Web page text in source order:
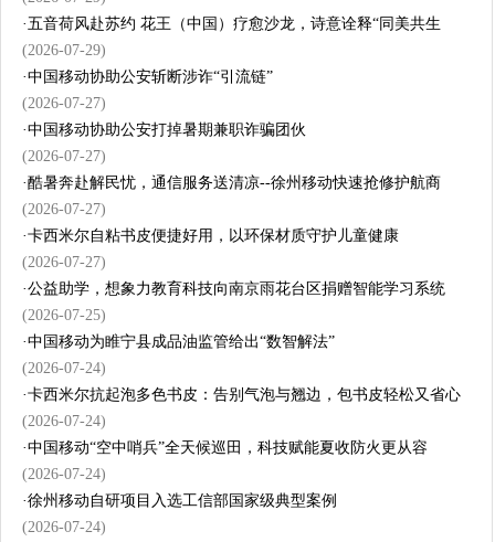
·五音荷风赴苏约 花王（中国）疗愈沙龙，诗意诠释“同美共生
(2026-07-29)
·中国移动协助公安斩断涉诈“引流链”
(2026-07-27)
·中国移动协助公安打掉暑期兼职诈骗团伙
(2026-07-27)
·酷暑奔赴解民忧，通信服务送清凉--徐州移动快速抢修护航商
(2026-07-27)
·卡西米尔自粘书皮便捷好用，以环保材质守护儿童健康
(2026-07-27)
·公益助学，想象力教育科技向南京雨花台区捐赠智能学习系统
(2026-07-25)
·中国移动为睢宁县成品油监管给出“数智解法”
(2026-07-24)
·卡西米尔抗起泡多色书皮：告别气泡与翘边，包书皮轻松又省心
(2026-07-24)
·中国移动“空中哨兵”全天候巡田，科技赋能夏收防火更从容
(2026-07-24)
·徐州移动自研项目入选工信部国家级典型案例
(2026-07-24)